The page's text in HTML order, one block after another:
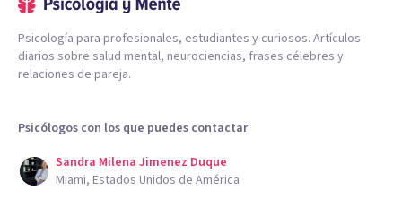
Psicología para profesionales, estudiantes y curiosos. Artículos
diarios sobre salud mental, neurociencias, frases célebres y
relaciones de pareja.
Psicólogos con los que puedes contactar
Sandra Milena Jimenez Duque
Miami, Estados Unidos de América